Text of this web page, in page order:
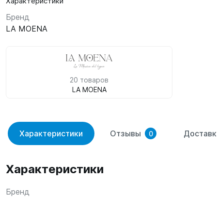
Бренд
LA MOENA
20 товаров
LA MOENA
Характеристики Отзывы 0
Характеристики
Бренд